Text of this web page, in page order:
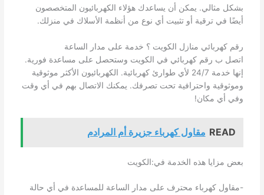
بشكل مثالي. يمكن أن يساعدك هؤلاء الكهربائيون المتخصصون
أيضًا في ترقية أو تثبيت أي نوع من أنظمة الأسلاك في منزلك.
رقم كهربائي منازل الكويت ؟ خدمة على مدار الساعة
اتصل ب رقم كهربائي في الكويت وستحصل على مساعدة فورية.
إنها خدمة 24/7 لأي طوارئ كهربائية. الكهربائيون الأكثر موثوقية
وموثوقية واحترافية تحت تصرفك. يمكنك الاتصال بهم في أي وقت
وفي أي مكان!
READ مقاول كهرباء جزيرة أم المرادم
بعض مزايا هذه الخدمة في:الكويت
-مقاول كهرباء محترف على مدار الساعة للمساعدة في أي حالة